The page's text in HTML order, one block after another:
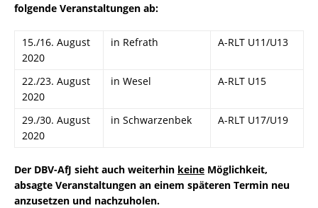
folgende Veranstaltungen ab:
15./16. August
2020
in Refrath A-RLT U11/U13
22./23. August
2020
in Wesel A-RLT U15
29./30. August
2020
in Schwarzenbek A-RLT U17/U19
Der DBV-AfJ sieht auch weiterhin keine Möglichkeit,
absagte Veranstaltungen an einem späteren Termin neu
anzusetzen und nachzuholen.